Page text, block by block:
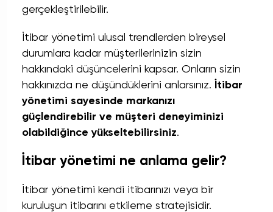
gerçekleştirilebilir.
İtibar yönetimi ulusal trendlerden bireysel
durumlara kadar müşterilerinizin sizin
hakkındaki düşüncelerini kapsar. Onların sizin
hakkınızda ne düşündüklerini anlarsınız. İtibar
yönetimi sayesinde markanızı
güçlendirebilir ve müşteri deneyiminizi
olabildiğince yükseltebilirsiniz.
İtibar yönetimi ne anlama gelir?
İtibar yönetimi kendi itibarınızı veya bir
kuruluşun itibarını etkileme stratejisidir.